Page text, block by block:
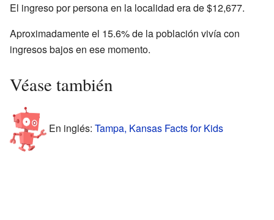
El ingreso por persona en la localidad era de $12,677.
Aproximadamente el 15.6% de la población vivía con
ingresos bajos en ese momento.
Véase también
En inglés: Tampa, Kansas Facts for Kids